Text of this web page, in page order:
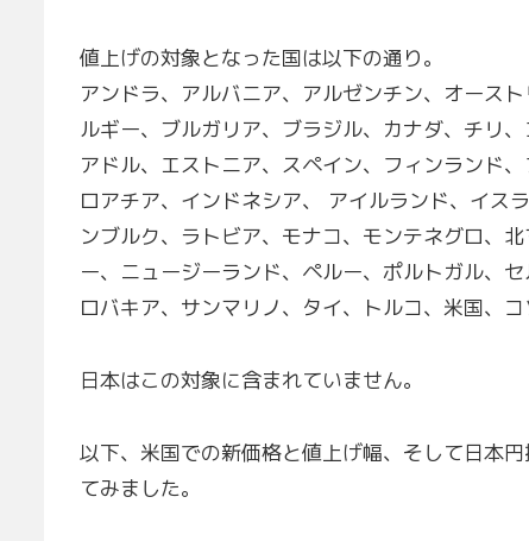
値上げの対象となった国は以下の通り。
アンドラ、アルバニア、アルゼンチン、オース
ルギー、ブルガリア、ブラジル、カナダ、チリ
アドル、エストニア、スペイン、フィンランド
ロアチア、インドネシア、 アイルランド、イス
ンブルク、ラトビア、モナコ、モンテネグロ、
ー、ニュージーランド、ペルー、ポルトガル、
ロバキア、サンマリノ、タイ、トルコ、米国、コ
日本はこの対象に含まれていません。
以下、米国での新価格と値上げ幅、そして日本
てみました。